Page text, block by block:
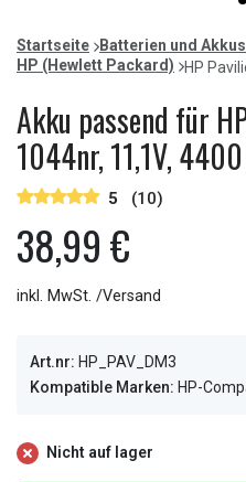
of
2
Startseite Batterien und Akkus
HP (Hewlett Packard)
HP
Akku passend für
1044nr, 11,1V,
5 (10)
38,99 €
inkl. MwSt. /Versand
Art.nr: HP_PAV_DM3
Kompatible Marken: HP-
Nicht auf lager